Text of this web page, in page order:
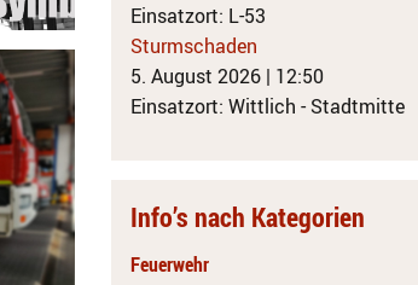
Einsatzort: L-53
Sturmschaden
5. August 2026 | 12:50
Einsatzort: Wittlich - Stadtmitte
Info’s nach Kategorien
Feuerwehr